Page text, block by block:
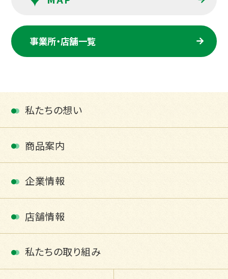
事業所・店舗一覧
私たちの想い
商品案内
企業情報
店舗情報
私たちの取り組み